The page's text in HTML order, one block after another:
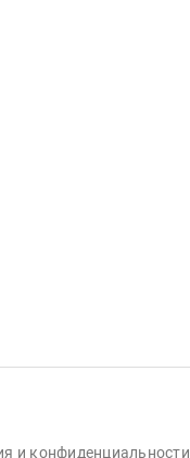
и конфиденциальности